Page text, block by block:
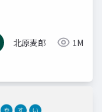
北原麦郎 1M